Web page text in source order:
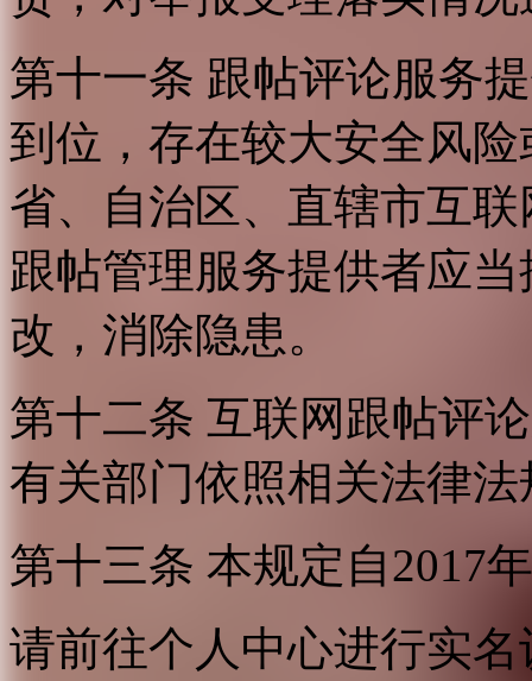
第十一条 跟帖评论服务
到位，存在较大安全风
省、自治区、直辖市互
跟帖管理服务提供者应
改，消除隐患。
第十二条 互联网跟帖评
有关部门依照相关法律
第十三条 本规定自2017
请前往个人中心进行实名